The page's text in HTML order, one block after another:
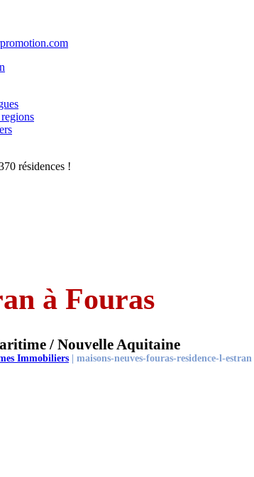
résidences !
à Fouras
/ Nouvelle Aquitaine
Immobiliers | maisons-neuves-fouras-residence-l-estran